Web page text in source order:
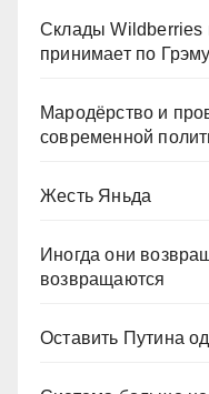
Склады Wildberries
принимает по
Мародёрство и
современной
Жесть Яньда
Иногда они
возвращаются
Оставить Путина